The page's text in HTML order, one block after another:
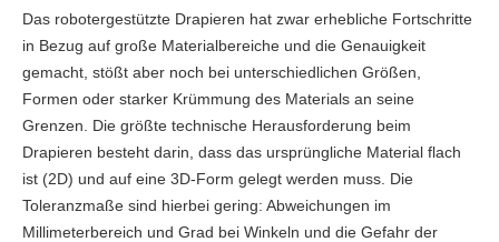
Das robotergestützte Drapieren hat zwar erhebliche Fortschritte
in Bezug auf große Materialbereiche und die Genauigkeit
gemacht, stößt aber noch bei unterschiedlichen Größen,
Formen oder starker Krümmung des Materials an seine
Grenzen. Die größte technische Herausforderung beim
Drapieren besteht darin, dass das ursprüngliche Material flach
ist (2D) und auf eine 3D-Form gelegt werden muss. Die
Toleranzmaße sind hierbei gering: Abweichungen im
Millimeterbereich und Grad bei Winkeln und die Gefahr der